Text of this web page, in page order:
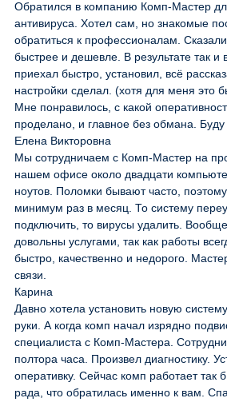
Обратился в компанию Комп-Мастер
антивируса. Хотел сам, но знакомые
обратиться к профессионалам.
быстрее и дешевле. В результате так
приехал быстро, установил, всё
настройки сделал. (хотя для меня это
Мне понравилось, с какой
проделано, и главное без обмана.
Елена Викторовна
Мы сотрудничаем с Комп-Мастер на
нашем офисе около двадцати
ноутов. Поломки бывают часто,
минимум раз в месяц. То систему
подключить, то вирусы удалить.
довольны услугами, так как работы
быстро, качественно и недорого.
связи.
Карина
Давно хотела установить новую
руки. А когда комп начал изрядно
специалиста с Комп-Мастера.
полтора часа. Произвел диагностику.
оперативку. Сейчас комп работает так
рада, что обратилась именно к вам.